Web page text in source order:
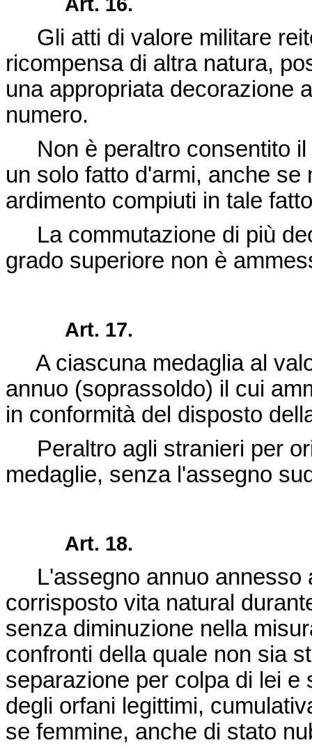
Gli atti di valore militare
ricompensa di altra natura,
una appropriata decorazione
numero.
Non è peraltro consentito il
un solo fatto d'armi, anche
ardimento compiuti in tale
La commutazione di più
grado superiore non è
Art. 17.
A ciascuna medaglia al
annuo (soprassoldo) il cui
in conformità del disposto
Peraltro agli stranieri per
medaglie, senza l'assegno
Art. 18.
L'assegno annuo annesso
corrisposto vita natural
senza diminuzione nella
confronti della quale non sia
separazione per colpa di lei
degli orfani legittimi,
se femmine, anche di stato